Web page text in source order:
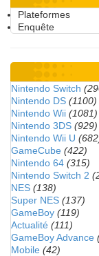
Plateformes
Enquête
Nintendo Switch
Nintendo DS (1100)
Nintendo Wii (1081)
Nintendo 3DS (929)
Nintendo Wii U
GameCube (422)
Nintendo 64 (315)
Nintendo Switch 2
NES (138)
Super NES (137)
GameBoy (119)
Actualité (111)
GameBoy Advance
Mobile (42)